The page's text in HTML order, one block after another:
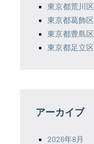
東京都荒川区
東京都葛飾区
東京都豊島区
東京都足立区
アーカイブ
2026年8月